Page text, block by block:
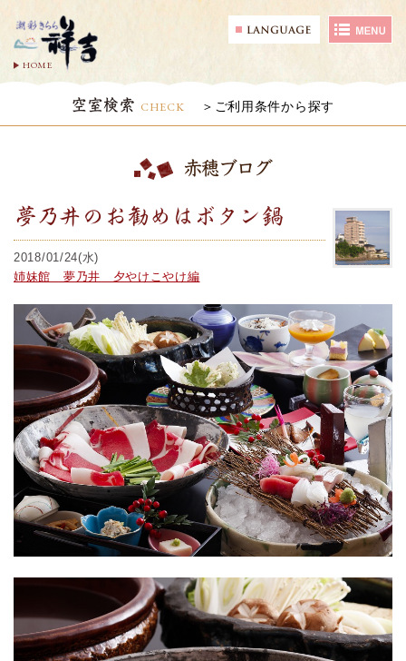
HOME
空室検索 CHECK ご利用条件から探す
赤穂ブログ
夢乃井のお勧めはボタン鍋
2018/01/24(水)
姉妹館 夢乃井 夕やけこやけ編